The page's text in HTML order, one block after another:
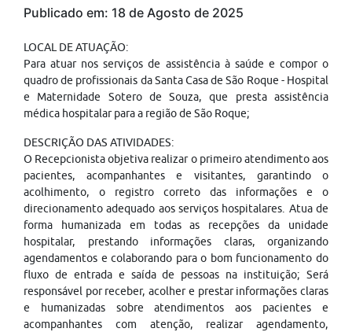
Publicado em: 18 de Agosto de 2025
LOCAL DE ATUAÇÃO:
Para atuar nos serviços de assistência à saúde e compor o
quadro de profissionais da Santa Casa de São Roque - Hospital
e Maternidade Sotero de Souza, que presta assistência
médica hospitalar para a região de São Roque;
DESCRIÇÃO DAS ATIVIDADES:
O Recepcionista objetiva realizar o primeiro atendimento aos
pacientes, acompanhantes e visitantes, garantindo o
acolhimento, o registro correto das informações e o
direcionamento adequado aos serviços hospitalares. Atua de
forma humanizada em todas as recepções da unidade
hospitalar, prestando informações claras, organizando
agendamentos e colaborando para o bom funcionamento do
fluxo de entrada e saída de pessoas na instituição; Será
responsável por receber, acolher e prestar informações claras
e humanizadas sobre atendimentos aos pacientes e
acompanhantes com atenção, realizar agendamento,